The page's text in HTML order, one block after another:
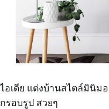
ไอเดีย แต่งบ้านสไตล์มินิม
กรอบรูป สวยๆ